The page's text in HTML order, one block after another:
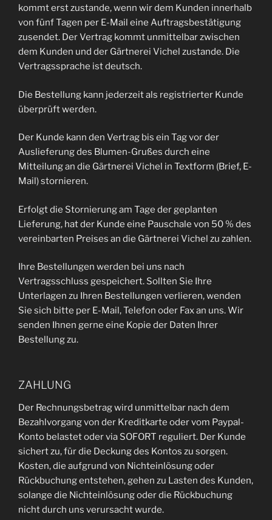
kommt erst zustande, wenn wir dem Kunden innerhalb
von fünf Tagen per E-Mail eine Auftragsbestätigung
zusendet. Der Vertrag kommt unmittelbar zwischen
dem Kunden und der Gärtnerei Vichel zustande. Die
Vertragssprache ist deutsch.
Die Bestellung kann jederzeit als registrierter Kunde
überprüft werden.
Der Kunde kann den Vertrag bis ein Tag vor der
Auslieferung des Blumen-Grußes durch eine
Mitteilung an die Gärtnerei Vichel in Textform (Brief, E-
Mail) stornieren.
Erfolgt die Stornierung am Tage der geplanten
Lieferung, hat der Kunde eine Pauschale von 50 % des
vereinbarten Preises an die Gärtnerei Vichel zu zahlen.
Ihre Bestellungen werden bei uns nach
Vertragsschluss gespeichert. Sollten Sie Ihre
Unterlagen zu Ihren Bestellungen verlieren, wenden
Sie sich bitte per E-Mail, Telefon oder Fax an uns. Wir
senden Ihnen gerne eine Kopie der Daten Ihrer
Bestellung zu.
ZAHLUNG
Der Rechnungsbetrag wird unmittelbar nach dem
Bezahlvorgang von der Kreditkarte oder vom Paypal-
Konto belastet oder via SOFORT reguliert. Der Kunde
sichert zu, für die Deckung des Kontos zu sorgen.
Kosten, die aufgrund von Nichteinlösung oder
Rückbuchung entstehen, gehen zu Lasten des Kunden,
solange die Nichteinlösung oder die Rückbuchung
nicht durch uns verursacht wurde.